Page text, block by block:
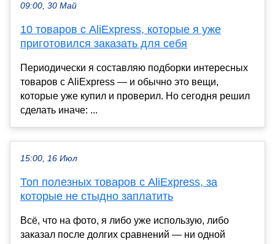
09:00, 30 Май
10 товаров с AliExpress, которые я уже
приготовился заказать для себя
Периодически я составляю подборки интересных
товаров с AliExpress — и обычно это вещи,
которые уже купил и проверил. Но сегодня решил
сделать иначе: ...
15:00, 16 Июл
Топ полезных товаров с AliExpress, за
которые не стыдно заплатить
Всё, что на фото, я либо уже использую, либо
заказал после долгих сравнений — ни одной